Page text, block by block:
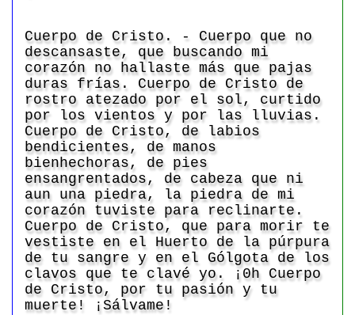
Cuerpo de Cristo. - Cuerpo que no
descansaste, que buscando mi
corazón no hallaste más que pajas
duras frías. Cuerpo de Cristo de
rostro atezado por el sol, curtido
por los vientos y por las lluvias.
Cuerpo de Cristo, de labios
bendicientes, de manos
bienhechoras, de pies
ensangrentados, de cabeza que ni
aun una piedra, la piedra de mi
corazón tuviste para reclinarte.
Cuerpo de Cristo, que para morir te
vestiste en el Huerto de la púrpura
de tu sangre y en el Gólgota de los
clavos que te clavé yo. ¡0h Cuerpo
de Cristo, por tu pasión y tu
muerte! ¡Sálvame!